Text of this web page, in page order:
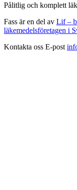
Pålitlig och komplett
Fass är en del av Lif –
läkemedelsföretagen i
Kontakta oss E-post